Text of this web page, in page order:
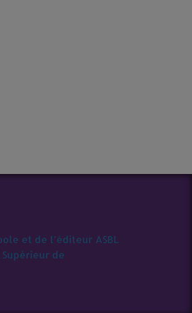
et de l’éditeur ASBL
de